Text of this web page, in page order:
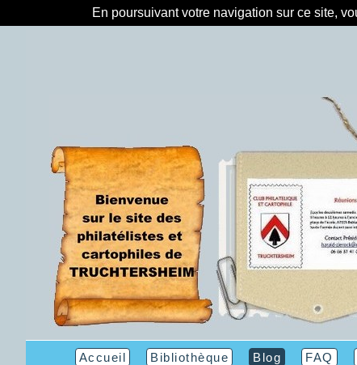
En poursuivant votre navigation sur ce site,
Accueil Bibliothèque Blog FAQ